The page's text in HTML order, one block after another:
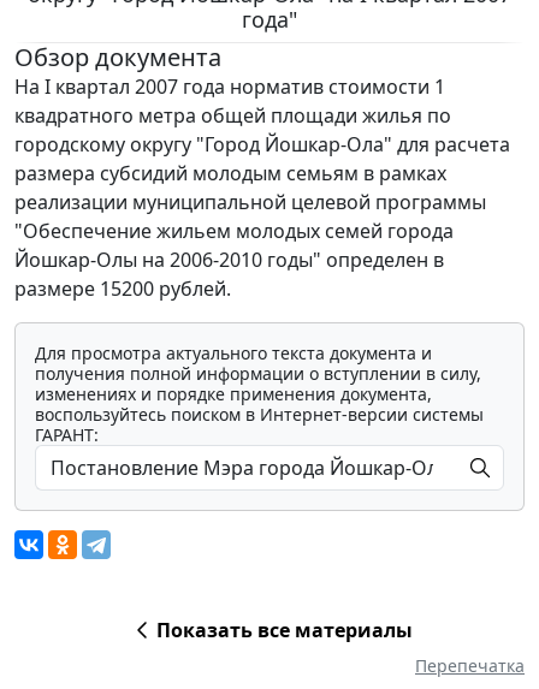
года"
Обзор документа
На I квартал 2007 года норматив стоимости 1
квадратного метра общей площади жилья по
городскому округу "Город Йошкар-Ола" для расчета
размера субсидий молодым семьям в рамках
реализации муниципальной целевой программы
"Обеспечение жильем молодых семей города
Йошкар-Олы на 2006-2010 годы" определен в
размере 15200 рублей.
Для просмотра актуального текста документа и
получения полной информации о вступлении в силу,
изменениях и порядке применения документа,
воспользуйтесь поиском в Интернет-версии системы
ГАРАНТ:
Показать все материалы
Перепечатка